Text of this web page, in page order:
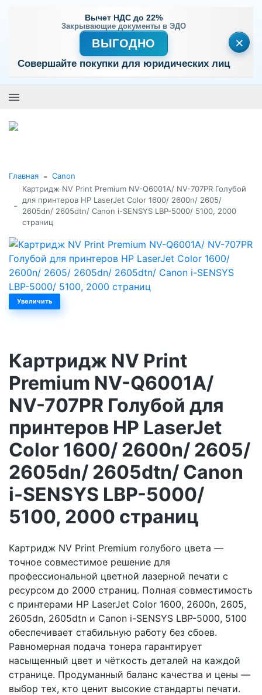
Вычет НДС до 22%
Закрывающие документы в ЭДО
ВЫГОДНО
Совершайте покупки для юридических лиц
×
Главная - Canon
-
Картридж NV Print Premium NV-Q6001A/ NV-707PR Голубой
для принтеров HP LaserJet Color 1600/ 2600n/ 2605/
2605dn/ 2605dtn/ Canon i-SENSYS LBP-5000/ 5100, 2000
страниц
Увеличить
Картридж NV Print
Premium NV-Q6001A/
NV-707PR Голубой для
принтеров HP LaserJet
Color 1600/ 2600n/ 2605/
2605dn/ 2605dtn/ Canon
i-SENSYS LBP-5000/
5100, 2000 страниц
Картридж NV Print Premium голубого цвета —
точное совместимое решение для
профессиональной цветной лазерной печати с
ресурсом до 2000 страниц. Полная совместимость
с принтерами HP LaserJet Color 1600, 2600n, 2605,
2605dn, 2605dtn и Canon i-SENSYS LBP-5000, 5100
обеспечивает стабильную работу без сбоев.
Равномерная подача тонера гарантирует
насыщенный цвет и чёткость деталей на каждой
странице. Продуманный баланс качества и цены —
выбор тех, кто ценит высокие стандарты печати.